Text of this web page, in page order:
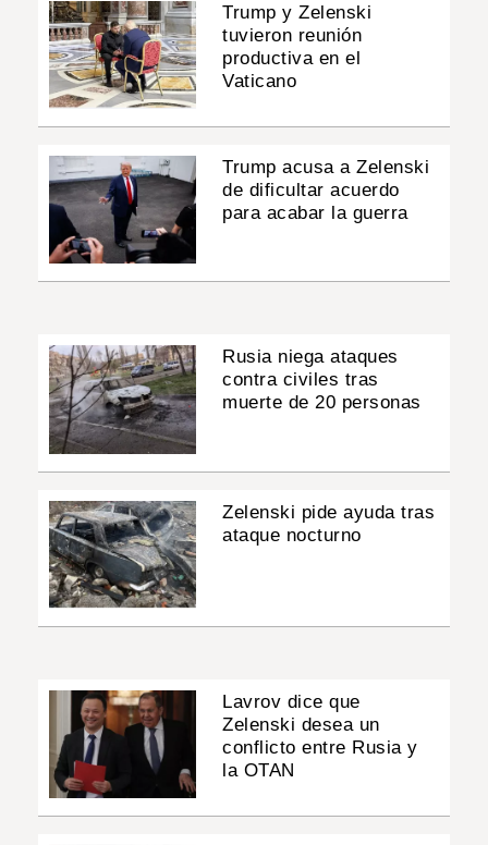
Trump y Zelenski
tuvieron reunión
productiva en el
Vaticano
Trump acusa a Zelenski
de dificultar acuerdo
para acabar la guerra
Rusia niega ataques
contra civiles tras
muerte de 20 personas
Zelenski pide ayuda tras
ataque nocturno
Lavrov dice que
Zelenski desea un
conflicto entre Rusia y
la OTAN